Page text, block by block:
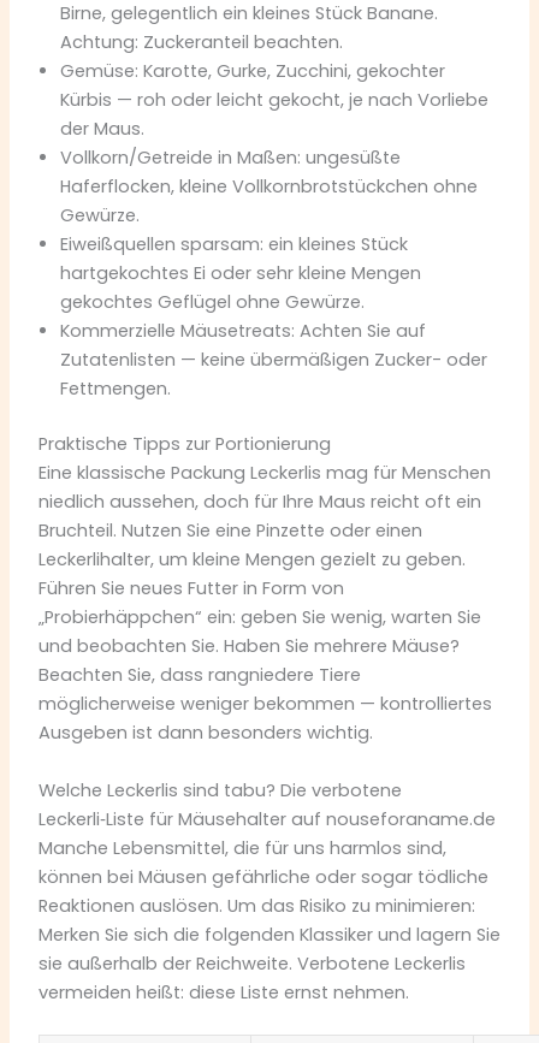
Birne, gelegentlich ein kleines Stück Banane.
Achtung: Zuckeranteil beachten.
Gemüse: Karotte, Gurke, Zucchini, gekochter
Kürbis — roh oder leicht gekocht, je nach Vorliebe
der Maus.
Vollkorn/Getreide in Maßen: ungesüßte
Haferflocken, kleine Vollkornbrotstückchen ohne
Gewürze.
Eiweißquellen sparsam: ein kleines Stück
hartgekochtes Ei oder sehr kleine Mengen
gekochtes Geflügel ohne Gewürze.
Kommerzielle Mäusetreats: Achten Sie auf
Zutatenlisten — keine übermäßigen Zucker- oder
Fettmengen.
Praktische Tipps zur Portionierung
Eine klassische Packung Leckerlis mag für Menschen
niedlich aussehen, doch für Ihre Maus reicht oft ein
Bruchteil. Nutzen Sie eine Pinzette oder einen
Leckerlihalter, um kleine Mengen gezielt zu geben.
Führen Sie neues Futter in Form von
„Probierhäppchen“ ein: geben Sie wenig, warten Sie
und beobachten Sie. Haben Sie mehrere Mäuse?
Beachten Sie, dass rangniedere Tiere
möglicherweise weniger bekommen — kontrolliertes
Ausgeben ist dann besonders wichtig.
Welche Leckerlis sind tabu? Die verbotene
Leckerli‑Liste für Mäusehalter auf nouseforaname.de
Manche Lebensmittel, die für uns harmlos sind,
können bei Mäusen gefährliche oder sogar tödliche
Reaktionen auslösen. Um das Risiko zu minimieren:
Merken Sie sich die folgenden Klassiker und lagern Sie
sie außerhalb der Reichweite. Verbotene Leckerlis
vermeiden heißt: diese Liste ernst nehmen.